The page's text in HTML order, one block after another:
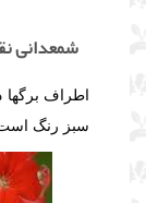
شمعدانی
اطراف برگها
سبز رنگ است